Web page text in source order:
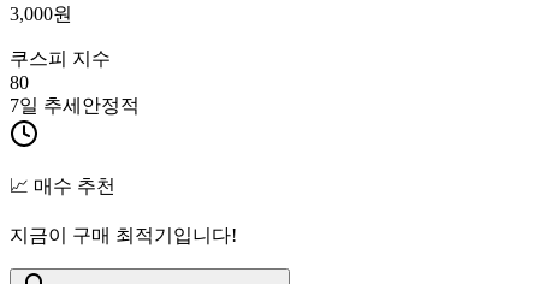
3,000원
쿠스피 지수
80
7일 추세 안정적
📈 매수 추천
지금이 구매 최적기입니다!